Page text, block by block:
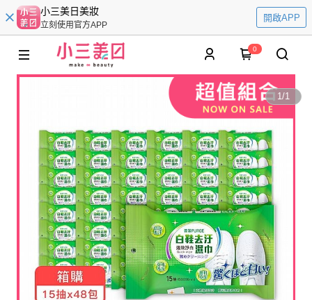
小三美日美妝
立刻使用官方APP
開啟APP
0
1/1